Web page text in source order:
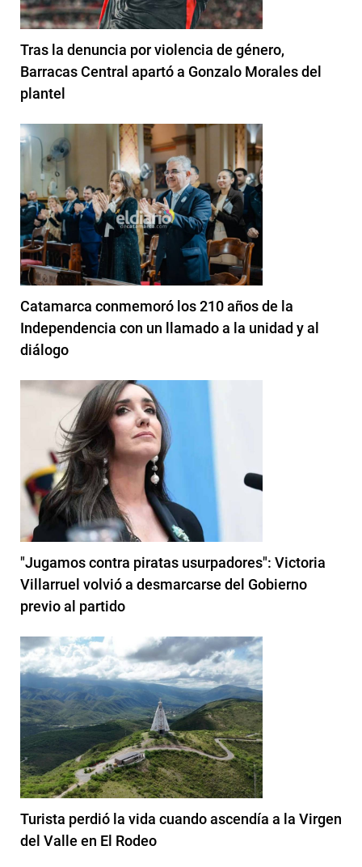
Tras la denuncia por violencia de género,
Barracas Central apartó a Gonzalo Morales del
plantel
Catamarca conmemoró los 210 años de la
Independencia con un llamado a la unidad y al
diálogo
"Jugamos contra piratas usurpadores": Victoria
Villarruel volvió a desmarcarse del Gobierno
previo al partido
Turista perdió la vida cuando ascendía a la Virgen
del Valle en El Rodeo